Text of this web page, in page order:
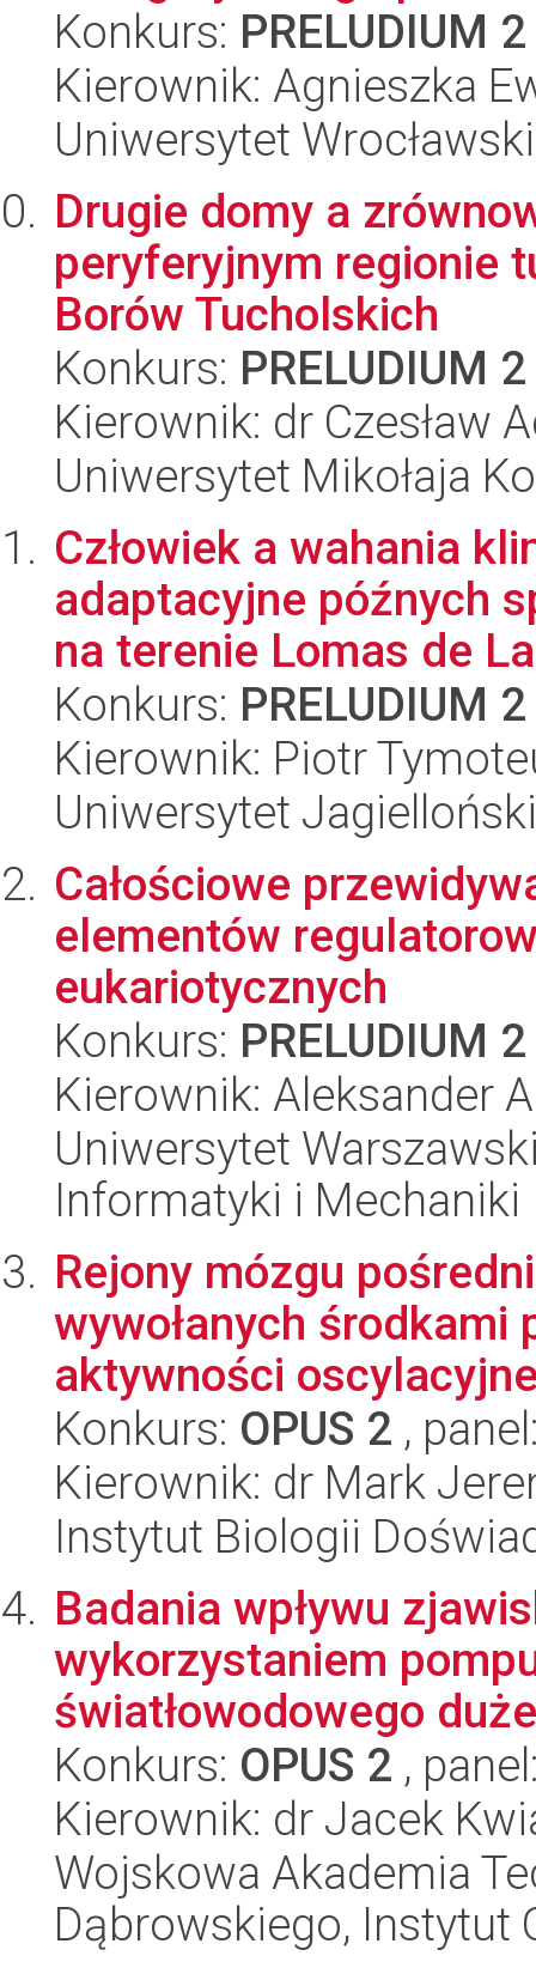
Konkurs: PRELUDIUM 2
Kierownik: Agnieszka
Uniwersytet
Drugie domy a
peryferyjnym regionie
Borów Tucholskich
Konkurs: PRELUDIUM 2
Kierownik: dr Czesław
Uniwersytet Mikołaja
Człowiek a wahania
adaptacyjne późnych
na terenie Lomas de
Konkurs: PRELUDIUM 2
Kierownik: Piotr
Uniwersytet
Całościowe
elementów
eukariotycznych
Konkurs: PRELUDIUM 2
Kierownik: Aleksander
Uniwersytet
Informatyki i Mechaniki
Rejony mózgu
wywołanych
aktywności
Konkurs: OPUS 2 ,
Kierownik: dr Mark
Instytut Biologii
Badania wpływu
wykorzystaniem
światłowodowego
Konkurs: OPUS 2 ,
Kierownik: dr Jacek
Wojskowa Akademia
Dąbrowskiego, Instytut